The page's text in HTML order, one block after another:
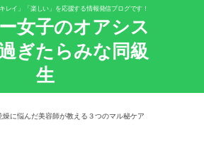
レイ」「楽しい」を応援する情報発信ブログです！
女子のオアシス
ぎたらみな同級
生
に悩んだ美容師が教える３つのマル秘ケア